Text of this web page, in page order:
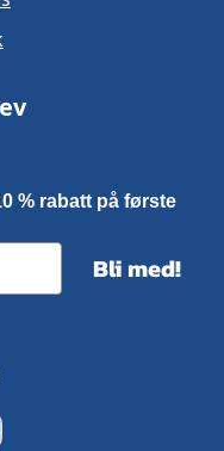
% rabatt på første
Bli med!